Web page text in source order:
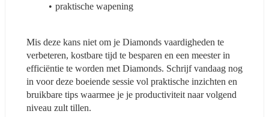
praktische wapening
Mis deze kans niet om je Diamonds vaardigheden te
verbeteren, kostbare tijd te besparen en een meester in
efficiëntie te worden met Diamonds. Schrijf vandaag nog
in voor deze boeiende sessie vol praktische inzichten en
bruikbare tips waarmee je je productiviteit naar volgend
niveau zult tillen.